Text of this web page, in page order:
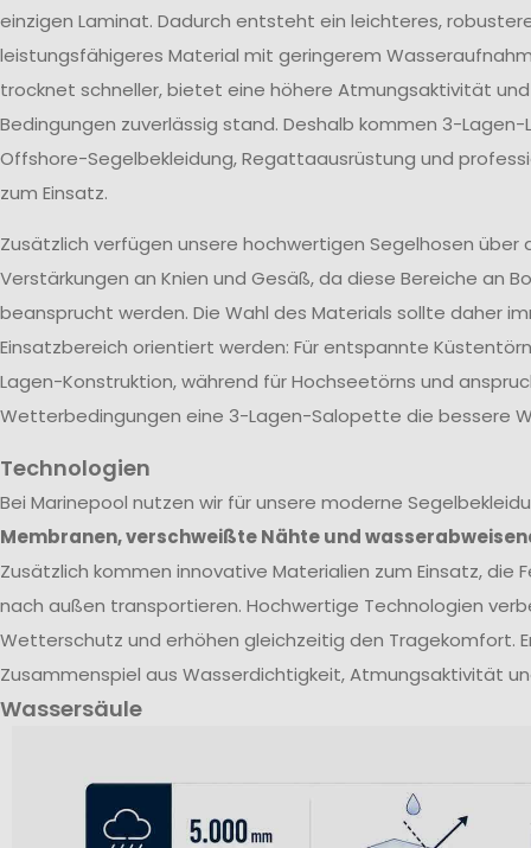
einzigen Laminat. Dadurch entsteht ein leichteres,
leistungsfähigeres Material mit geringerem
trocknet schneller, bietet eine höhere Atmungsaktivität
Bedingungen zuverlässig stand. Deshalb kommen 3-
Offshore-Segelbekleidung, Regattaausrüstung und
zum Einsatz.
Zusätzlich verfügen unsere hochwertigen Segelhosen über
Verstärkungen an Knien und Gesäß, da diese Bereiche an
beansprucht werden. Die Wahl des Materials sollte daher
Einsatzbereich orientiert werden: Für entspannte
Lagen-Konstruktion, während für Hochseetörns und
Wetterbedingungen eine 3-Lagen-Salopette die bessere
Technologien
Bei Marinepool nutzen wir für unsere moderne
Membranen, verschweißte Nähte und
Zusätzlich kommen innovative Materialien zum Einsatz, die
nach außen transportieren. Hochwertige Technologien
Wetterschutz und erhöhen gleichzeitig den Tragekomfort.
Zusammenspiel aus Wasserdichtigkeit, Atmungsaktivität
Wassersäule